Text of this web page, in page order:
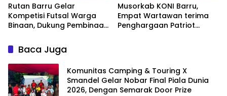
Rutan Barru Gelar
Kompetisi Futsal Warga
Binaan, Dukung Pembinaan
Musorkab KONI Barru,
Empat Wartawan terima
Penghargaan Patriot
Baca Juga
Komunitas Camping & Touring X
Smandel Gelar Nobar Final Piala Dunia
2026, Dengan Semarak Door Prize